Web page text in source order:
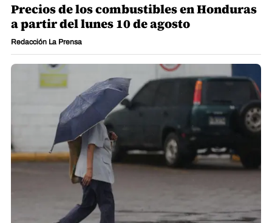
Precios de los combustibles en Honduras
a partir del lunes 10 de agosto
Redacción La Prensa